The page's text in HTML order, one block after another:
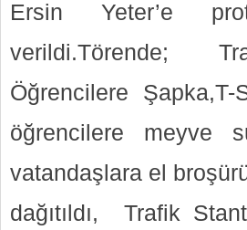
Ersin Yeter’e
verildi.Törende;
Öğrencilere
öğrencilere meyve
vatandaşlara el
dağıtıldı, Trafik